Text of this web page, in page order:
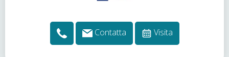
Contatta Visita